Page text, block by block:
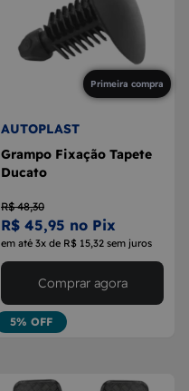
Primeira compra
AUTOPLAST
Grampo Fixação Tapete
Ducato
R$ 48,30
R$ 45,95 no Pix
em até 3x de R$ 15,32 sem juros
5% OFF
Comprar agora